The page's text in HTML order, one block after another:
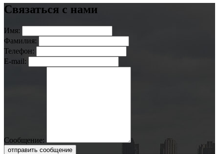
Связаться с нами
Имя:
Фамилия:
Телефон:
E-mail:
Сообщение:
отправить сообщение